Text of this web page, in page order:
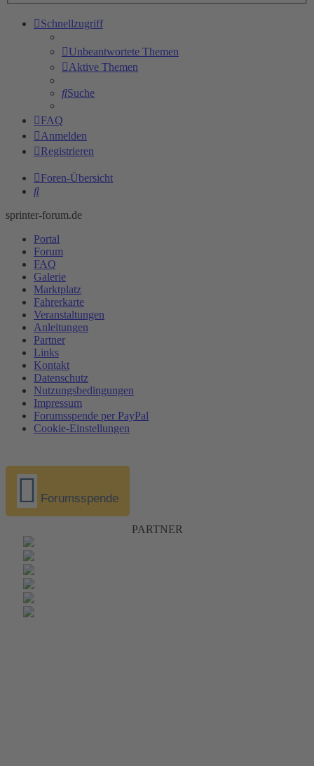
Schnellzugriff
Unbeantwortete Themen
Aktive Themen
Suche
FAQ
Anmelden
Registrieren
Foren-Übersicht
Suche
sprinter-forum.de
Portal
Forum
FAQ
Galerie
Marktplatz
Fahrerkarte
Veranstaltungen
Anleitungen
Partner
Links
Kontakt
Datenschutz
Nutzungsbedingungen
Impressum
Forumsspende per PayPal
Cookie-Einstellungen
Forumsspende
PARTNER